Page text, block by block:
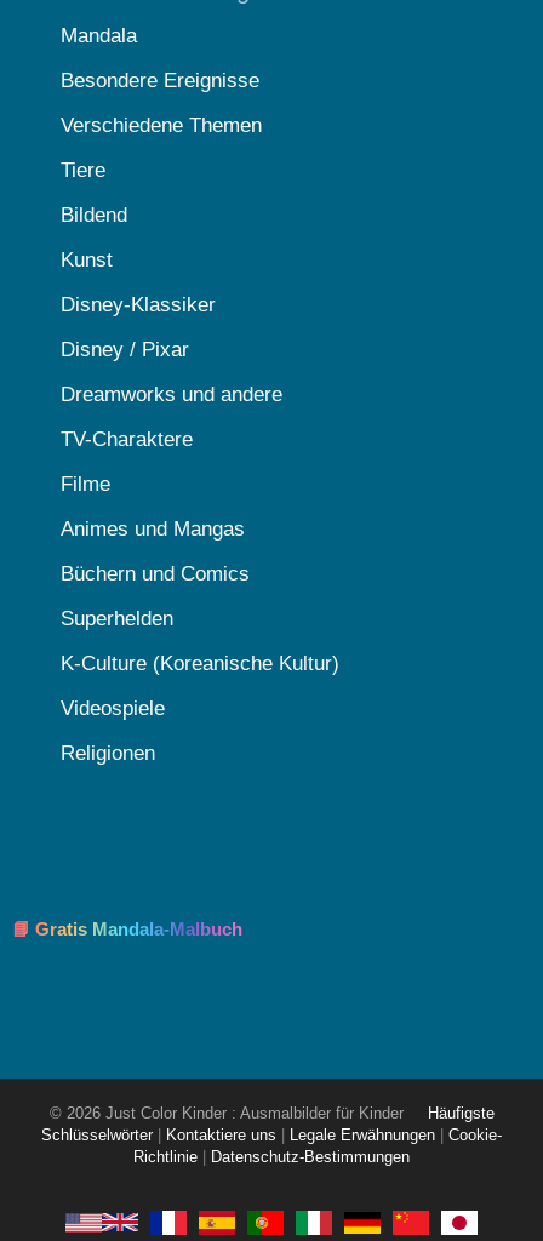
Mandala
Besondere Ereignisse
Verschiedene Themen
Tiere
Bildend
Kunst
Disney-Klassiker
Disney / Pixar
Dreamworks und andere
TV-Charaktere
Filme
Animes und Mangas
Büchern und Comics
Superhelden
K-Culture (Koreanische Kultur)
Videospiele
Religionen
📘 Gratis Mandala-Malbuch
© 2026 Just Color Kinder : Ausmalbilder für Kinder
Häufigste
Schlüsselwörter
Kontaktiere uns Legale Erwähnungen
Cookie-
Richtlinie
Datenschutz-Bestimmungen